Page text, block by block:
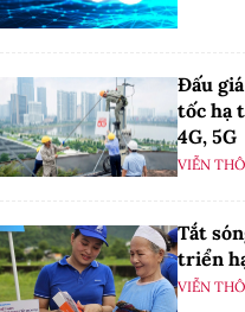
Đấu
tốc hạ
4G, 5G
VIỄN
Tắt
triển
VIỄN